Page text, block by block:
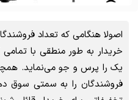
اصولا هنگامی که تعداد
خریدار به طور منطقی با
یک را پرس و جو می‌نماید.
فروشندگان را به سمتی سوق